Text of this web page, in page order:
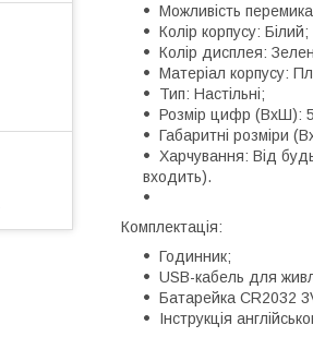
Можливість
Колір корпусу: Білий;
Колір дисплея:
Матеріал корпусу:
Тип: Настільні;
Розмір цифр (ВхШ):
Габаритні розміри
Харчування: Від
входить).
Комплектація:
Годинник;
USB-кабель для
Батарейка CR2032
Інструкція